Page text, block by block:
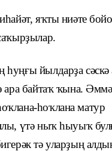
яҡты ниәте
йылдарҙа сәскә
ара байтаҡ ҡына.
һоҡлана матур
үтә ныҡ һыуыҡ
тә уларҙың